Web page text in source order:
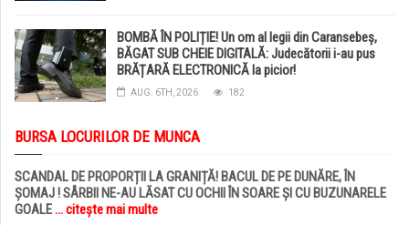
BOMBĂ ÎN POLIȚIE! Un om al legii din Caransebeș,
BĂGAT SUB CHEIE DIGITALĂ: Judecătorii i-au pus
BRĂȚARĂ ELECTRONICĂ la picior!
AUG. 6TH, 2026 182
BURSA LOCURILOR DE MUNCA
SCANDAL DE PROPORȚII LA GRANIȚĂ! BACUL DE PE DUNĂRE, ÎN
ȘOMAJ ! SÂRBII NE-AU LĂSAT CU OCHII ÎN SOARE ȘI CU BUZUNARELE
GOALE... citește mai multe